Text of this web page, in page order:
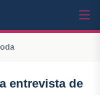
entrevista de